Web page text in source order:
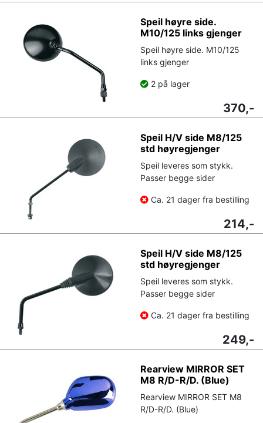
Speil høyre side.
M10/125 links gjenger
Speil høyre side. M10/125
links gjenger
2 på lager
370,-
Speil H/V side M8/125
std høyregjenger
Speil leveres som stykk.
Passer begge sider
Ca. 21 dager fra bestilling
214,-
Speil H/V side M8/125
std høyregjenger
Speil leveres som stykk.
Passer begge sider
Ca. 21 dager fra bestilling
249,-
Rearview MIRROR SET
M8 R/D-R/D. (Blue)
Rearview MIRROR SET M8
R/D-R/D. (Blue)